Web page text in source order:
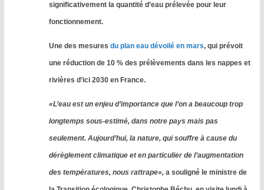
significativement la quantité d’eau prélevée pour leur
fonctionnement.
Une des mesures du plan eau dévoilé en mars, qui prévoit
une réduction de 10 % des prélèvements dans les nappes et
rivières d’ici 2030 en France.
«L’eau est un enjeu d’importance que l’on a beaucoup trop
longtemps sous-estimé, dans notre pays mais pas
seulement. Aujourd’hui, la nature, qui souffre à cause du
dérèglement climatique et en particulier de l’augmentation
des températures, nous rattrape», a souligné le ministre de